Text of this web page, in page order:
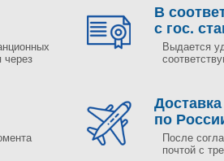
через
В
с гос.
Выдается
по
После
почтой с